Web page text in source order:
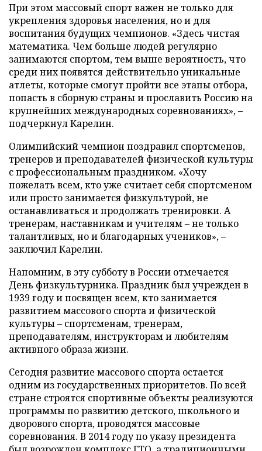
При этом массовый спорт важен не только для
укрепления здоровья населения, но и для
воспитания будущих чемпионов. «Здесь чистая
математика. Чем больше людей регулярно
занимаются спортом, тем выше вероятность, что
среди них появятся действительно уникальные
атлеты, которые смогут пройти все этапы отбора,
попасть в сборную страны и прославить Россию на
крупнейших международных соревнованиях», –
подчеркнул Карелин.
Олимпийский чемпион поздравил спортсменов,
тренеров и преподавателей физической культуры
с профессиональным праздником. «Хочу
пожелать всем, кто уже считает себя спортсменом
или просто занимается физкультурой, не
останавливаться и продолжать тренировки. А
тренерам, наставникам и учителям – не только
талантливых, но и благодарных учеников», –
заключил Карелин.
Напомним, в эту субботу в России отмечается
День физкультурника. Праздник был учрежден в
1939 году и посвящен всем, кто занимается
развитием массового спорта и физической
культуры – спортсменам, тренерам,
преподавателям, инструкторам и любителям
активного образа жизни.
Сегодня развитие массового спорта остается
одним из государственных приоритетов. По всей
стране строятся спортивные объекты реализуются
программы по развитию детского, школьного и
дворового спорта, проводятся массовые
соревнования. В 2014 году по указу президента